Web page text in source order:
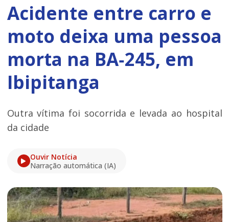
Acidente entre carro e
moto deixa uma pessoa
morta na BA‑245, em
Ibipitanga
Outra vítima foi socorrida e levada ao hospital
da cidade
Ouvir Notícia
Narração automática (IA)